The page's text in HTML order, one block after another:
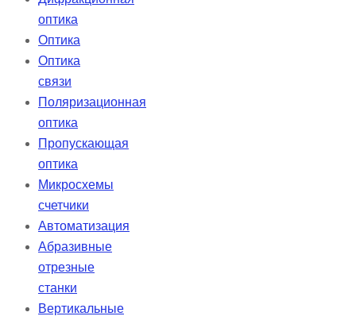
оптика
Оптика
Оптика
связи
Поляризационная
оптика
Пропускающая
оптика
Микросхемы
счетчики
Автоматизация
Абразивные
отрезные
станки
Вертикальные